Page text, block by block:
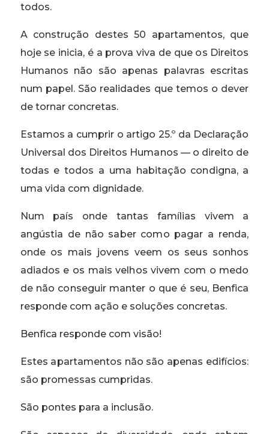
todos.
A construção destes 50 apartamentos, que
hoje se inicia, é a prova viva de que os Direitos
Humanos não são apenas palavras escritas
num papel. São realidades que temos o dever
de tornar concretas.
Estamos a cumprir o artigo 25.º da Declaração
Universal dos Direitos Humanos — o direito de
todas e todos a uma habitação condigna, a
uma vida com dignidade.
Num país onde tantas famílias vivem a
angústia de não saber como pagar a renda,
onde os mais jovens veem os seus sonhos
adiados e os mais velhos vivem com o medo
de não conseguir manter o que é seu, Benfica
responde com ação e soluções concretas.
Benfica responde com visão!
Estes apartamentos não são apenas edifícios:
são promessas cumpridas.
São pontes para a inclusão.